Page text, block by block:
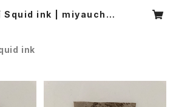
Squid ink | miyauchiy
ink